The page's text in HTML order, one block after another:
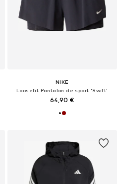
NIKE
Loosefit Pantalon de sport 'Swift'
64,90 €